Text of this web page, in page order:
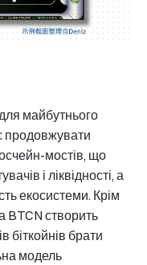
майбутнього
продовжувати
мостів, що
і ліквідності, а
екосистеми. Крім
BTCN створить
біткойнів брати
модель